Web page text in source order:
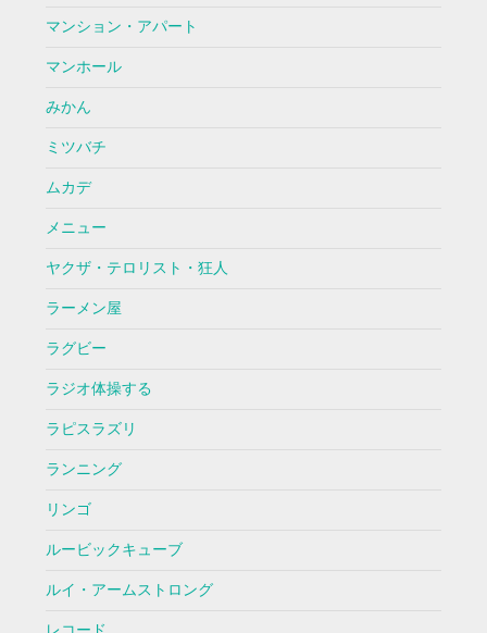
マンション・アパート
マンホール
みかん
ミツバチ
ムカデ
メニュー
ヤクザ・テロリスト・狂人
ラーメン屋
ラグビー
ラジオ体操する
ラピスラズリ
ランニング
リンゴ
ルービックキューブ
ルイ・アームストロング